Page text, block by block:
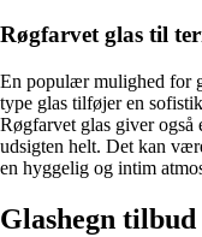
Røgfarvet glas til
En populær mulighed for
type glas tilføjer en
Røgfarvet glas giver
udsigten helt. Det kan
en hyggelig og intim
Glashegn tilbud